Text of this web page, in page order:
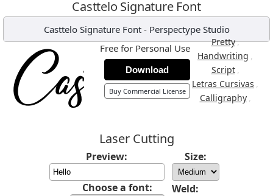
Casttelo Signature Font
Casttelo Signature Font- Perspectype Studio
Pretty,
Handwriting ,
Script ,
Letras Cursivas ,
Calligraphy ,
Free for Personal Use
Download
Buy Commercial License
Laser Cutting
Preview: Size:
Choose a font: Weld: